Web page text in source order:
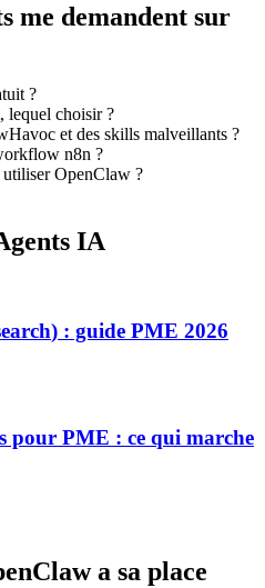
me demandent sur
?
, lequel choisir ?
et des skills malveillants ?
n8n ?
utiliserOpenClaw?
IA
) : guide PME 2026
pour PME : ce qui marche
a sa place